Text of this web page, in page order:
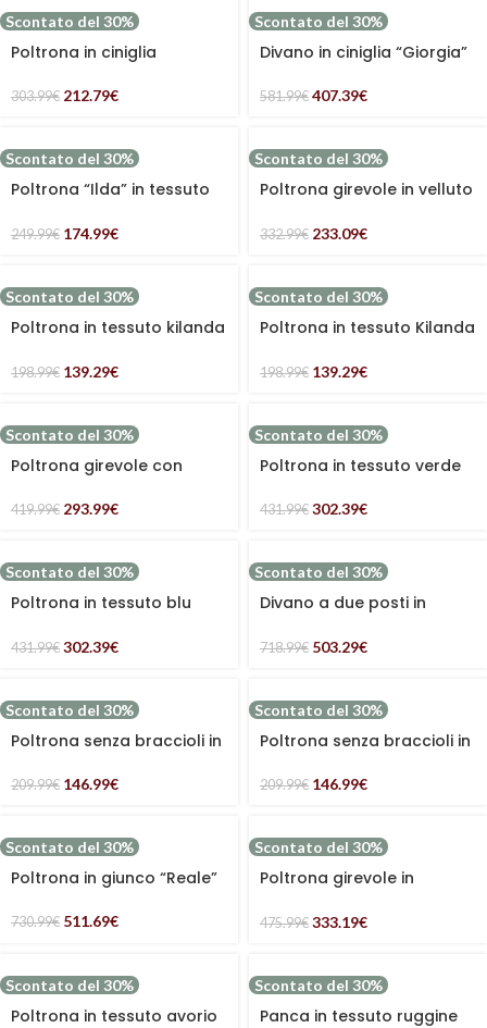
Scontato del 30%
Poltrona in ciniglia
303.99€ 212.79€
Scontato del 30%
Divano in ciniglia “Giorgia”
581.99€ 407.39€
Scontato del 30%
Poltrona “Ilda” in tessuto
metallo nero
249.99€ 174.99€
Scontato del 30%
Poltrona girevole in velluto
332.99€ 233.09€
Scontato del 30%
Poltrona in tessuto kilanda
198.99€ 139.29€
Scontato del 30%
Poltrona in tessuto Kilanda
198.99€ 139.29€
Scontato del 30%
Poltrona girevole con
419.99€ 293.99€
Scontato del 30%
Poltrona in tessuto verde
431.99€ 302.39€
Scontato del 30%
Poltrona in tessuto blu
431.99€ 302.39€
Scontato del 30%
Divano a due posti in
718.99€ 503.29€
Scontato del 30%
Poltrona senza braccioli in
209.99€ 146.99€
Scontato del 30%
Poltrona senza braccioli in
209.99€ 146.99€
Scontato del 30%
Poltrona in giunco “Reale”
730.99€ 511.69€
Scontato del 30%
Poltrona girevole in
475.99€ 333.19€
Scontato del 30%
Poltrona in tessuto avorio
Scontato del 30%
Panca in tessuto ruggine